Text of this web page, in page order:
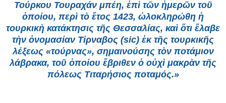
Τούρκου Τουραχάν μπέη, ἐπὶ τῶν ἡμερῶν τοῦ
ὁποίου, περὶ τὸ ἔτος 1423, ὡλοκληρώθη ἡ
τουρκικὴ κατάκτησις τῆς Θεσσαλίας, καὶ ὅτι ἔλαβε
τὴν ὀνομασίαν Τίρναβος (sic) ἐκ τῆς τουρκικῆς
λέξεως «τούρνας», σημαινούσης τὸν ποτάμιον
λάβρακα, τοῦ ὁποίου ἔβριθεν ὁ οὐχὶ μακρὰν τῆς
πόλεως Τιταρήσιος ποταμός.»